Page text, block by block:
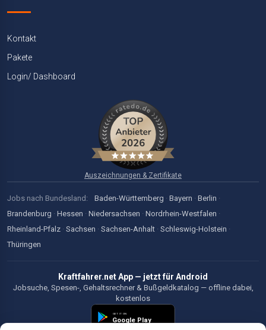
Kontakt
Pakete
Login/ Dashboard
Auszeichnungen & Zertifikate
Jobs nach Bundesland: Baden-Württemberg · Bayern · Berlin ·
Brandenburg · Hessen · Niedersachsen · Nordrhein-Westfalen ·
Rheinland-Pfalz · Sachsen · Sachsen-Anhalt · Schleswig-Holstein ·
Thüringen
Kraftfahrer.net App — jetzt für Android
Jobsuche, Spesen-, Gehaltsrechner & Bußgeldkatalog — offline dabei,
kostenlos